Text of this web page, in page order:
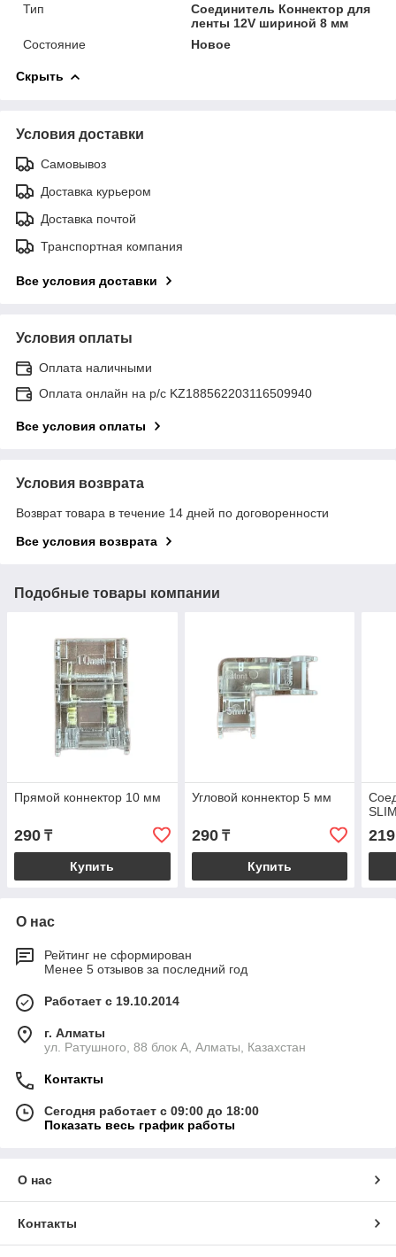
Тип
Соединитель Коннектор для
ленты 12V шириной 8 мм
Состояние
Новое
Скрыть
Условия доставки
Самовывоз
Доставка курьером
Доставка почтой
Транспортная компания
Все условия доставки
Условия оплаты
Оплата наличными
Оплата онлайн на р/с KZ188562203116509940
Все условия оплаты
Условия возврата
Возврат товара в течение 14 дней по договоренности
Все условия возврата
Подобные товары компании
Прямой коннектор 10 мм
290 ₸
Купить
Угловой коннектор 5 мм
290₸
Купить
219
О нас
Рейтинг не сформирован
Менее 5 отзывов за последний год
Работает с 19.10.2014
г. Алматы
ул. Ратушного, 88 блок A, Алматы, Казахстан
Контакты
Сегодня работает с 09:00 до 18:00
Показать весь график работы
О нас
Контакты